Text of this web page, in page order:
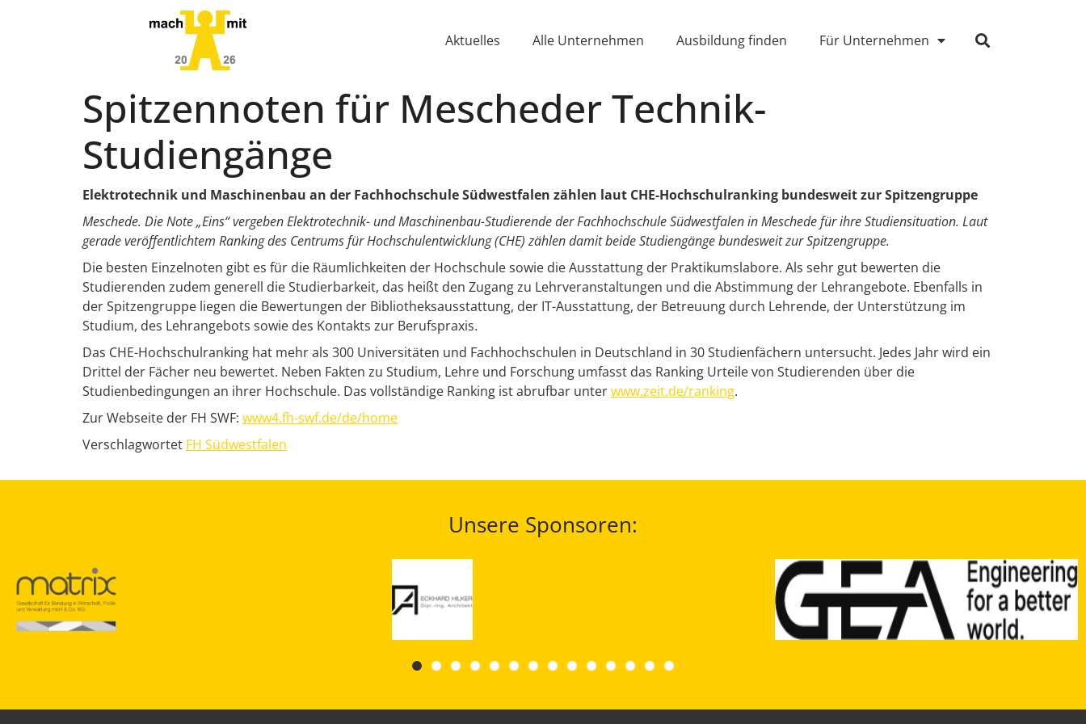
Aktuelles Alle Unternehmen Ausbildung finden Für Unternehmen
Spitzennoten für Mescheder Technik-
Studiengänge
Elektrotechnik und Maschinenbau an der Fachhochschule Südwestfalen zählen laut CHE-Hochschulranking bundesweit zur Spitzengruppe
Meschede. Die Note „Eins“ vergeben Elektrotechnik- und Maschinenbau-Studierende der Fachhochschule Südwestfalen in Meschede für ihre Studiensituation. Laut
gerade veröffentlichtem Ranking des Centrums für Hochschulentwicklung (CHE) zählen damit beide Studiengänge bundesweit zur Spitzengruppe.
Die besten Einzelnoten gibt es für die Räumlichkeiten der Hochschule sowie die Ausstattung der Praktikumslabore. Als sehr gut bewerten die
Studierenden zudem generell die Studierbarkeit, das heißt den Zugang zu Lehrveranstaltungen und die Abstimmung der Lehrangebote. Ebenfalls in
der Spitzengruppe liegen die Bewertungen der Bibliotheksausstattung, der IT-Ausstattung, der Betreuung durch Lehrende, der Unterstützung im
Studium, des Lehrangebots sowie des Kontakts zur Berufspraxis.
Das CHE-Hochschulranking hat mehr als 300 Universitäten und Fachhochschulen in Deutschland in 30 Studienfächern untersucht. Jedes Jahr wird ein
Drittel der Fächer neu bewertet. Neben Fakten zu Studium, Lehre und Forschung umfasst das Ranking Urteile von Studierenden über die
Studienbedingungen an ihrer Hochschule. Das vollständige Ranking ist abrufbar unterwww.zeit.de/ranking.
Zur Webseite der FH SWF: www4.fh-swf.de/de/home
Verschlagwortet FH Südwestfalen
Unsere Sponsoren: